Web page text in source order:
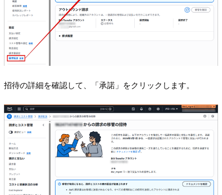
招待の詳細を確認して、「承諾」をクリックします。